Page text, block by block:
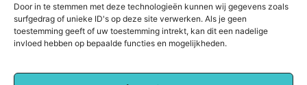
Door in te stemmen met deze technologieën kunnen wij gegevens zoals
surfgedrag of unieke ID's op deze site verwerken. Als je geen
toestemming geeft of uw toestemming intrekt, kan dit een nadelige
invloed hebben op bepaalde functies en mogelijkheden.
Bericht categorie
Main Links